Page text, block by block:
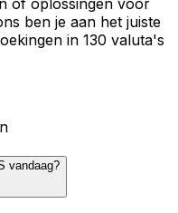
of oplossingen voor
ben je aan het juiste
in 130 valuta's
vandaag?